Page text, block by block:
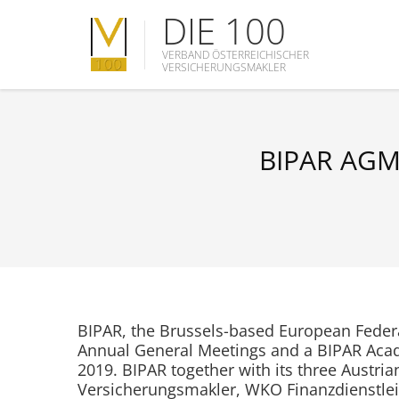
DIE 100
VERBAND ÖSTERREICHISCHER
VERSICHERUNGSMAKLER
BIPAR
BIPAR, the Brussels-based European
Annual General Meetings and a BIPAR
2019. BIPAR together with its three
Versicherungsmakler, WKO